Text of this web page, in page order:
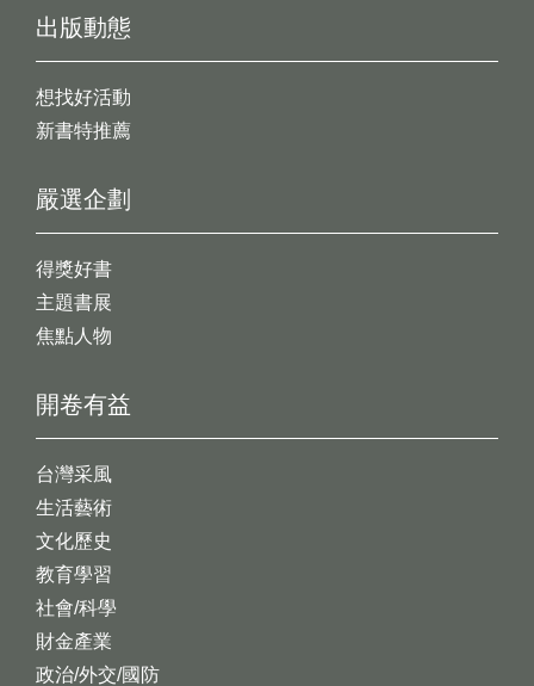
出版動態
想找好活動
新書特推薦
開卷有益
台灣采風
生活藝術
文化歷史
教育學習
社會/科學
財金產業
政治/外交/國防
嚴選企劃
得獎好書
主題書展
焦點人物